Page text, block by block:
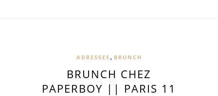
ADRESSES , BRUNCH
BRUNCH CHEZ
PAPERBOY || PARIS 11